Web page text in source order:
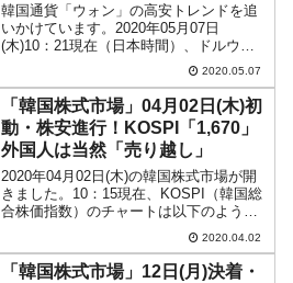
韓国通貨「ウォン」の高安トレンドを追
いかけています。2020年05月07日
(木)10：21現在（日本時間）、ドルウォ
ンチャートは以下のようになっています
（チャートは『Investing.com』より引
用）。初動はウォン高方向へ進行し、2ウ
ォ...
2020.05.07
「韓国株式市場」04月02日(木)初
動・株安進行！KOSPI「1,670」
外国人は当然「売り越し」
2020年04月02日(木)の韓国株式市場が開
きました。10：15現在、KOSPI（韓国総
合株価指数）のチャートは以下のように
なっています。「1,700」を割り込んでス
タートし、一時は「1,664.13」まで下げ
ましたが、戻して、現在は「1...
2020.04.02
「韓国株式市場」12日(月)決着・